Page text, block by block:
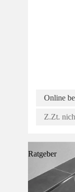
Online
Z.Zt.
Ratgeber